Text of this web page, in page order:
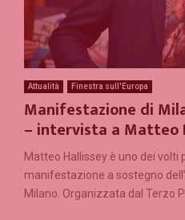
Attualità Finestra sull'Europa
Manifestazione di
– intervista a Matteo
Matteo Hallissey è uno dei volti
manifestazione a sostegno
Milano. Organizzata dal Terzo